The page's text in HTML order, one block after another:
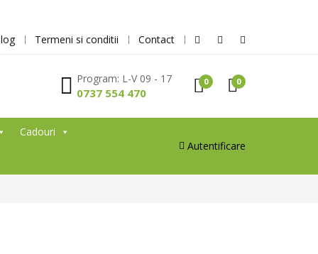
Termeni si conditii Contact
Program: L-V 09 - 17
0737 554 470
0 0
Cadouri
Autentificare